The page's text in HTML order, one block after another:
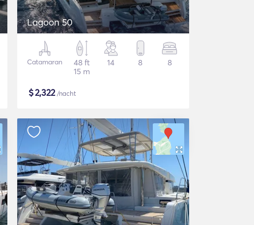
Lagoon 50
Catamaran
48 ft
15 m
14 8 8
$2,322/nacht